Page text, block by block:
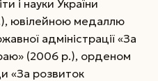
і науки України
ювілейною медаллю
адміністрації «За
(2006 р.), орденом
«За розвиток